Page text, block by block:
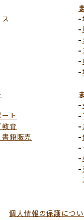
ト
教育
籍販売
個人情報の保護につい